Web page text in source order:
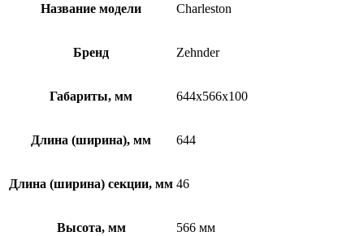
Название модели Charleston
Бренд Zehnder
Габариты, мм 644x566x100
Длина (ширина), мм 644
Длина (ширина) секции, мм 46
Высота, мм 566 мм